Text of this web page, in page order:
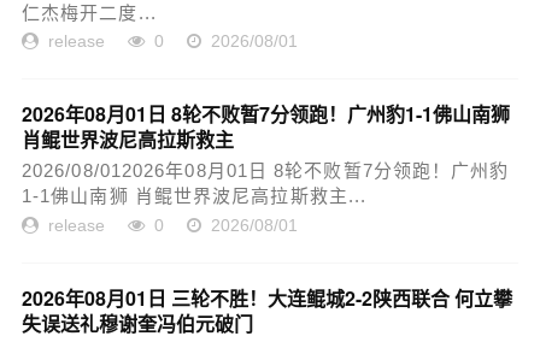
仁杰梅开二度...
release 0 2026/08/01
2026年08月01日 8轮不败暂7分领跑！广州豹1-1佛山南狮
肖鲲世界波尼高拉斯救主
2026/08/012026年08月01日 8轮不败暂7分领跑！广州豹
1-1佛山南狮 肖鲲世界波尼高拉斯救主...
release 0 2026/08/01
2026年08月01日 三轮不胜！大连鲲城2-2陕西联合 何立攀
失误送礼穆谢奎冯伯元破门